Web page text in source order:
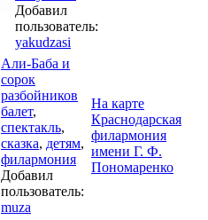
Добавил
пользователь:
yakudzasi
Али-Баба и
сорок
разбойников
балет,
спектакль,
сказка, детям,
филармония
Добавил
пользователь:
muza
На карте
Краснодарская
филармония
имени Г. Ф.
Пономаренко